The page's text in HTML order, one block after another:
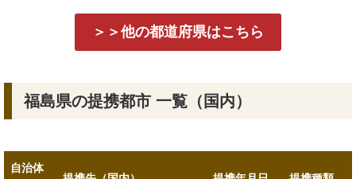
＞＞他の都道府県はこちら
福島県の提携都市 一覧（国内）
自治体